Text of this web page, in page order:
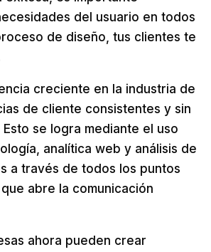
del usuario en todos
de diseño, tus clientes te
creciente en la industria de
de cliente consistentes y sin
se logra mediante el uso
analítica web y análisis de
a través de todos los puntos
abre la comunicación
ahora pueden crear